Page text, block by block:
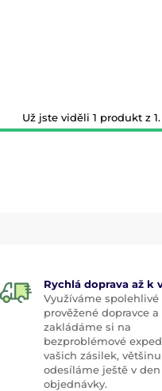
Už jste viděli 1 produkt z 1.
Rychlá doprava až k
Využíváme spolehlivé
prověžené dopravce a
zakládáme si na
bezproblémové
vašich zásilek,
odesíláme ještě v den
objednávky.